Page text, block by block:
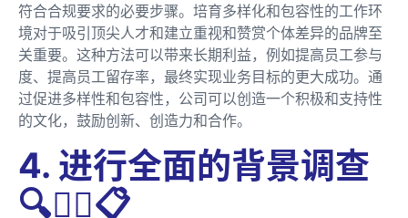
符合合规要求的必要步骤。培育多样化和包容性的工作环
境对于吸引顶尖人才和建立重视和赞赏个体差异的品牌至
关重要。这种方法可以带来长期利益，例如提高员工参与
度、提高员工留存率，最终实现业务目标的更大成功。通
过促进多样性和包容性，公司可以创造一个积极和支持性
的文化，鼓励创新、创造力和合作。
4. 进行全面的背景调查
🔍🕵️‍♀️📋